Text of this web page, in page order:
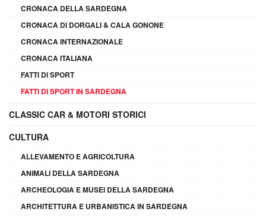
CRONACA DELLA SARDEGNA
CRONACA DI DORGALI & CALA GONONE
CRONACA INTERNAZIONALE
CRONACA ITALIANA
FATTI DI SPORT
FATTI DI SPORT IN SARDEGNA
CLASSIC CAR & MOTORI STORICI
CULTURA
ALLEVAMENTO E AGRICOLTURA
ANIMALI DELLA SARDEGNA
ARCHEOLOGIA E MUSEI DELLA SARDEGNA
ARCHITETTURA E URBANISTICA IN SARDEGNA